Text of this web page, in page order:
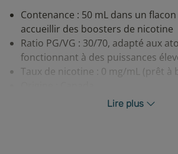
Contenance : 50 mL dans un
accueillir des boosters de nicotine
Ratio PG/VG : 30/70, adapté aux
fonctionnant à des puissances
Taux de nicotine : 0 mg/mL (prêt à
Le ratio 30/70 favorise la production
Lire plus